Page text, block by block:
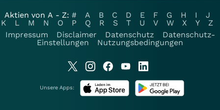
Aktien von A - Z: # A B C D E F G H I
J
K
L M N O P Q R S T U V W X Y
Z
Impressum
Disclaimer Datenschutz
Datenschutz-
Einstellungen
Nutzungsbedingungen
Unsere Apps: